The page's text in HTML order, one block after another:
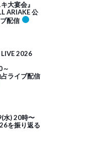
大宴会』
ARIAKE 公
配信
2026
～
ライブ配信
水) 20時〜
を振り返る